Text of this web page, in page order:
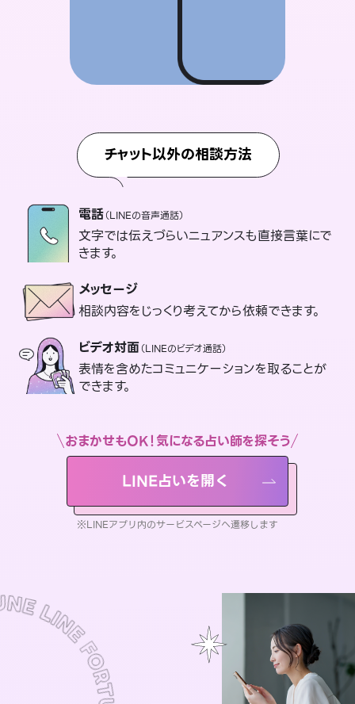
チャット以外の相談方法
電話（LINEの音声通話）
文字では伝えづらいニュアンスも直接言葉にで
きます。
メッセージ
相談内容をじっくり考えてから依頼できます。
ビデオ対面（LINEのビデオ通話）
表情を含めたコミュニケーションを取ることが
できます。
おまかせもOK！気になる占い師を探そう
LINE占いを開く
※LINEアプリ内のサービスページへ遷移します